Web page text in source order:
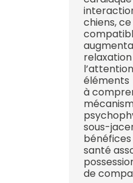
chiens,
éléments
à
sous-
santé
de